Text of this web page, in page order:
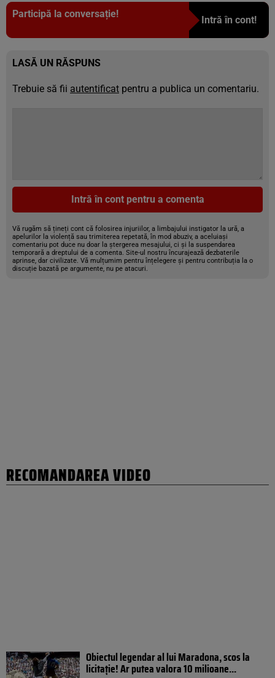
Participă la conversație!
Intră în cont!
LASĂ UN RĂSPUNS
Trebuie să fii autentificat pentru a publica un comentariu.
Intră în cont pentru a comenta
Vă rugăm să țineți cont că folosirea injuriilor, a limbajului instigator la ură, a
apelurilor la violență sau trimiterea repetată, în mod abuziv, a aceluiași
comentariu pot duce nu doar la ștergerea mesajului, ci și la suspendarea
temporară a dreptului de a comenta. Site-ul nostru încurajează dezbaterile
aprinse, dar civilizate. Vă mulțumim pentru înțelegere și pentru contribuția la o
discuție bazată pe argumente, nu pe atacuri.
RECOMANDAREA VIDEO
Obiectul legendar al lui Maradona, scos la
licitație! Ar putea valora 10 milioane...